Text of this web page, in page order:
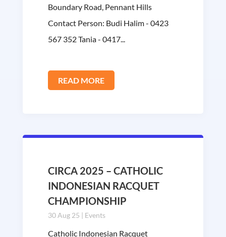
Boundary Road, Pennant Hills
Contact Person: Budi Halim - 0423
567 352 Tania - 0417...
READ MORE
CIRCA 2025 – CATHOLIC
INDONESIAN RACQUET
CHAMPIONSHIP
30 Aug 25 | Events
Catholic Indonesian Racquet